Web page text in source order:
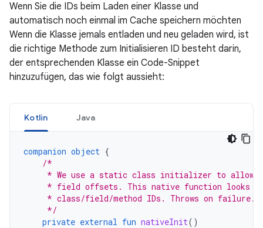
Wenn Sie die IDs beim Laden einer Klasse und
automatisch noch einmal im Cache speichern möchten
Wenn die Klasse jemals entladen und neu geladen wird, ist
die richtige Methode zum Initialisieren ID besteht darin,
der entsprechenden Klasse ein Code-Snippet
hinzuzufügen, das wie folgt aussieht:
Kotlin Java
companion object {
/*
* We use a static class initializer to allow
* field offsets. This native function looks
     * class/field/method IDs. Throws on failure.
     */
private external fun nativeInit()